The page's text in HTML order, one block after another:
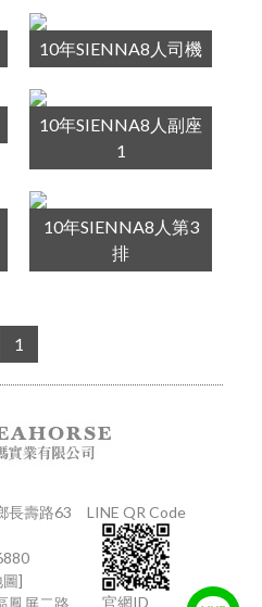
10年SIENNA8人司機
10年SIENNA8人副座
1
10年SIENNA8人第3
排
1
長壽路63
]
LINE QR Code
官網ID